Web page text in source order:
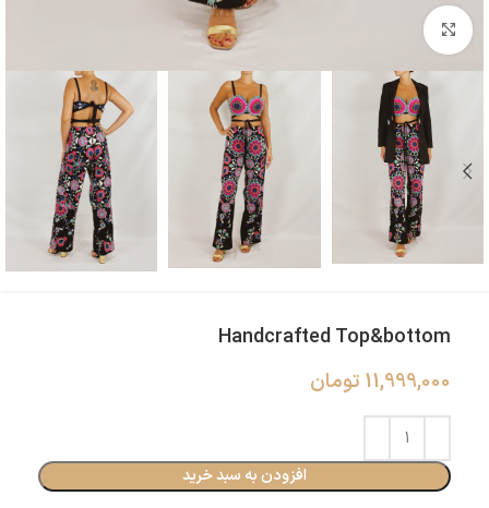
بزرگنمایی تصویر
Handcrafted Top&bottom
11,999,000 تومان
افزودن به سبد خرید